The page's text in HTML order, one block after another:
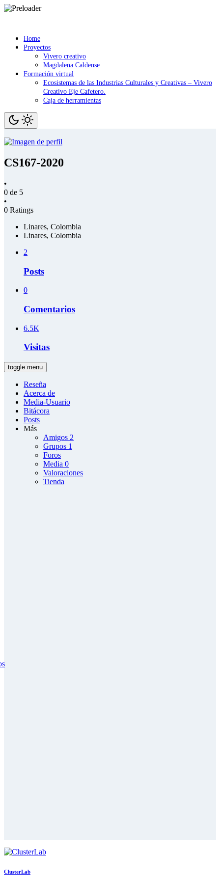
Home
Proyectos
Vivero creativo
Magdalena Caldense
Formación virtual
Ecosistemas de las Industrias Culturales y Creativas – Vivero
Creativo Eje Cafetero.
Caja de herramientas
CS167-2020
•
0 de 5
•
0 Ratings
Linares, Colombia
Linares, Colombia
2
Posts
0
Comentarios
6.5K
Visitas
toggle menu
Reseña
Acerca de
Media-Usuario
Bitácora
Posts
Más
Amigos 2
Grupos 1
Foros
Media 0
Valoraciones
Tienda
ClusterLab